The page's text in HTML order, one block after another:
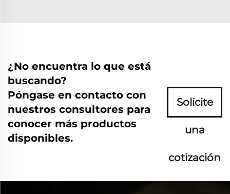
¿No encuentra lo que está
buscando?
Póngase en contacto con
nuestros consultores para
conocer más productos
disponibles.
Solicite
una
cotización
ahora